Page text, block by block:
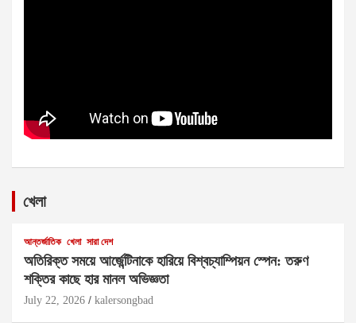
খেলা
আন্তর্জাতিক খেলা সারা দেশ
অতিরিক্ত সময়ে আর্জেন্টিনাকে হারিয়ে বিশ্বচ্যাম্পিয়ন স্পেন: তরুণ
শক্তির কাছে হার মানল অভিজ্ঞতা
July 22, 2026 kalersongbad